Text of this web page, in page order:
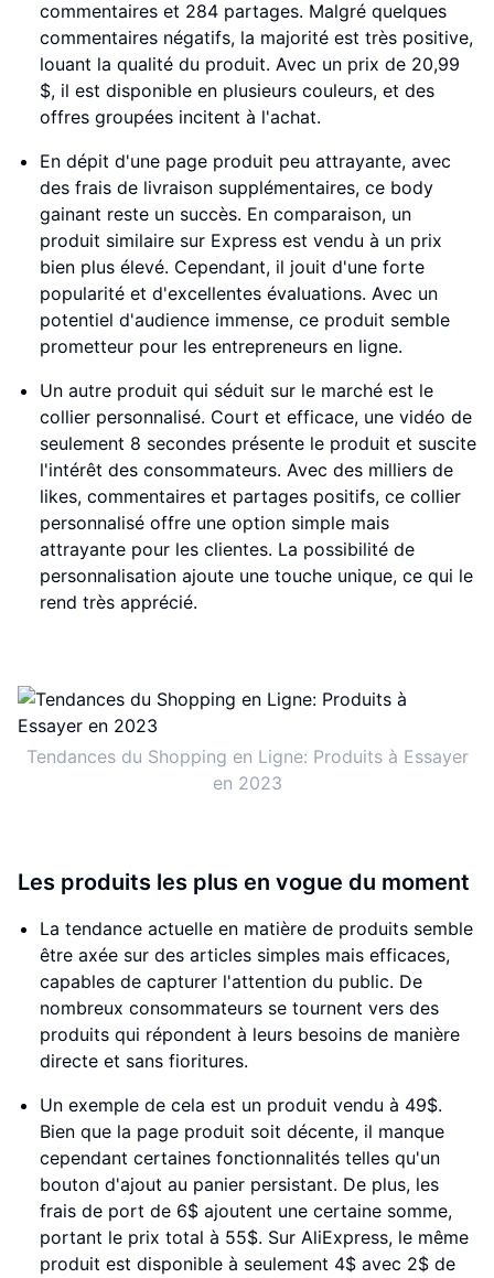
commentaires et 284 partages. Malgré quelques
commentaires négatifs, la majorité est très positive,
louant la qualité du produit. Avec un prix de 20,99
$, il est disponible en plusieurs couleurs, et des
offres groupées incitent à l'achat.
En dépit d'une page produit peu attrayante, avec
des frais de livraison supplémentaires, ce body
gainant reste un succès. En comparaison, un
produit similaire sur Express est vendu à un prix
bien plus élevé. Cependant, il jouit d'une forte
popularité et d'excellentes évaluations. Avec un
potentiel d'audience immense, ce produit semble
prometteur pour les entrepreneurs en ligne.
Un autre produit qui séduit sur le marché est le
collier personnalisé. Court et efficace, une vidéo de
seulement 8 secondes présente le produit et suscite
l'intérêt des consommateurs. Avec des milliers de
likes, commentaires et partages positifs, ce collier
personnalisé offre une option simple mais
attrayante pour les clientes. La possibilité de
personnalisation ajoute une touche unique, ce qui le
rend très apprécié.
Tendances du Shopping en Ligne: Produits à Essayer
en 2023
Les produits les plus en vogue du moment
La tendance actuelle en matière de produits semble
être axée sur des articles simples mais efficaces,
capables de capturer l'attention du public. De
nombreux consommateurs se tournent vers des
produits qui répondent à leurs besoins de manière
directe et sans fioritures.
Un exemple de cela est un produit vendu à 49$.
Bien que la page produit soit décente, il manque
cependant certaines fonctionnalités telles qu'un
bouton d'ajout au panier persistant. De plus, les
frais de port de 6$ ajoutent une certaine somme,
portant le prix total à 55$. Sur AliExpress, le même
produit est disponible à seulement 4$ avec 2$ de